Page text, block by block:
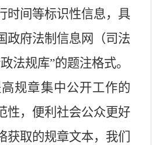
时间等标识性信息，具
政府法制信息网（司法
法规库”的题注格式。
规章集中公开工作的
性，便利社会公众更好
获取的规章文本，我们